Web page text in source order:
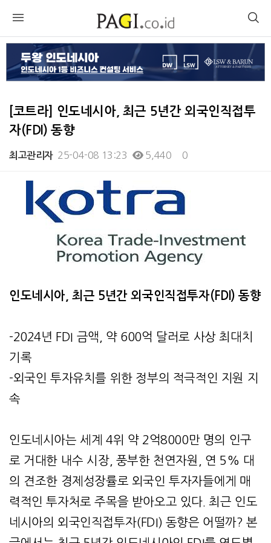
[코트라] 인도네시아, 최근 5년간 외국인직접투
자(FDI) 동향
최고관리자 25-04-08 13:23 5,440 0
인도네시아, 최근 5년간 외국인직접투자(FDI) 동향
-2024년 FDI 금액, 약 600억 달러로 사상 최대치
기록
-외국인 투자유치를 위한 정부의 적극적인 지원 지
속
인도네시아는 세계 4위 약 2억8000만 명의 인구
로 거대한 내수 시장, 풍부한 천연자원, 연 5% 대
의 견조한 경제성장률로 외국인 투자자들에게 매
력적인 투자처로 주목을 받아오고 있다. 최근 인도
네시아의 외국인직접투자(FDI) 동향은 어떨까? 본